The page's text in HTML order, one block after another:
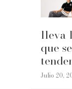
lleva
que
Julio 20,